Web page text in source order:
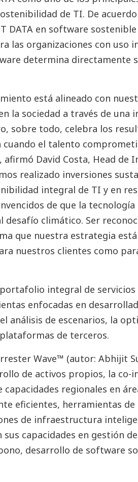
de TI. De
DATA en software
las organizaciones con uso
determina directamente
está alineado con
la sociedad a través de una
sobre todo, celebra los
el talento
David Costa, Head de
realizado inversiones
integral de TI y en
de que la tecnología
desafío climático. Ser
que nuestra estrategia
nuestros clientes como
integral de servicios
enfocadas en
análisis de escenarios, la
de terceros.
Wave™ (autor: Abhijit
de activos propios, la co-
regionales en
eficientes, herramientas
de infraestructura
capacidades en gestión
desarrollo de software